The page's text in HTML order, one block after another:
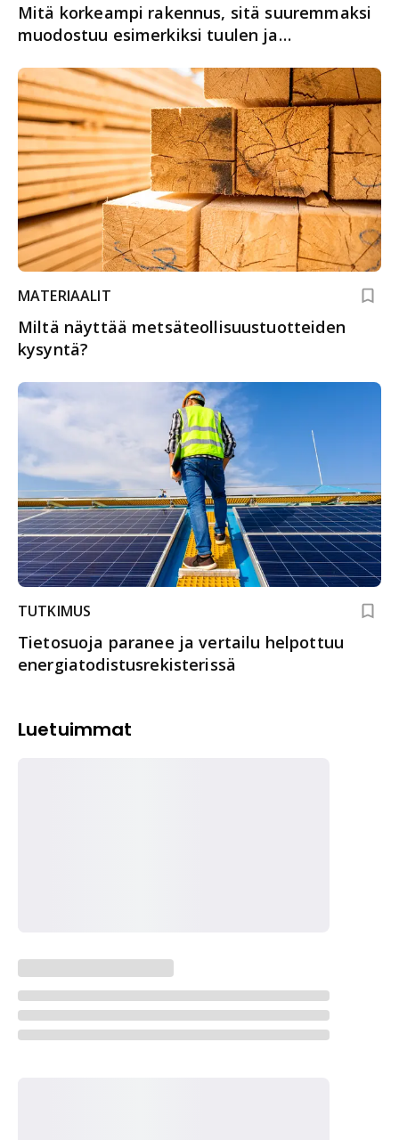
Mitä korkeampi rakennus, sitä suuremmaksi
muodostuu esimerkiksi tuulen ja
MATERIAALIT
Miltä näyttää metsäteollisuustuotteiden
kysyntä?
TUTKIMUS
Tietosuoja paranee ja vertailu helpottuu
energiatodistus­rekisterissä
Luetuimmat